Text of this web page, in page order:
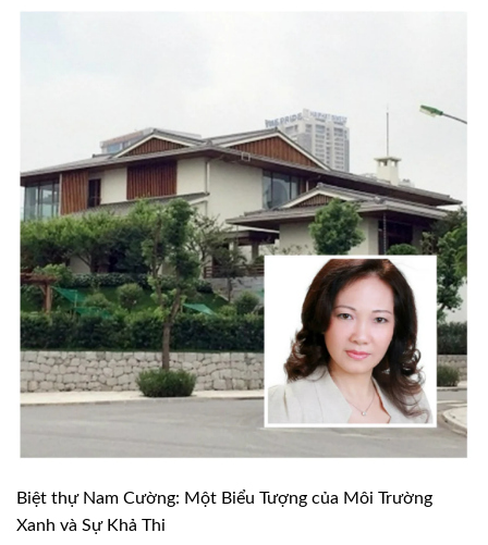
Biệt thự Nam Cường: Một Biểu Tượng của Môi Trường
Xanh và Sự Khả Thi